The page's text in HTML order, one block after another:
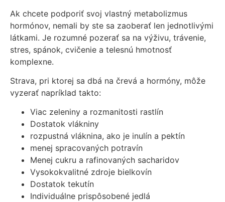
Ak chcete podporiť svoj vlastný metabolizmus
hormónov, nemali by ste sa zaoberať len jednotlivými
látkami. Je rozumné pozerať sa na výživu, trávenie,
stres, spánok, cvičenie a telesnú hmotnosť
komplexne.
Strava, pri ktorej sa dbá na črevá a hormóny, môže
vyzerať napríklad takto:
Viac zeleniny a rozmanitosti rastlín
Dostatok vlákniny
rozpustná vláknina, ako je inulín a pektín
menej spracovaných potravín
Menej cukru a rafinovaných sacharidov
Vysokokvalitné zdroje bielkovín
Dostatok tekutín
Individuálne prispôsobené jedlá